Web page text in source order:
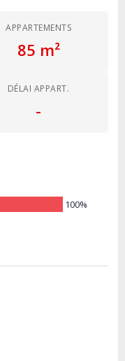
APPARTEMENTS
85 m²
DÉLAI APPART.
-
100%